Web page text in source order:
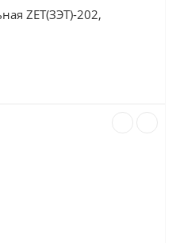
ZET(ЗЭТ)-202,